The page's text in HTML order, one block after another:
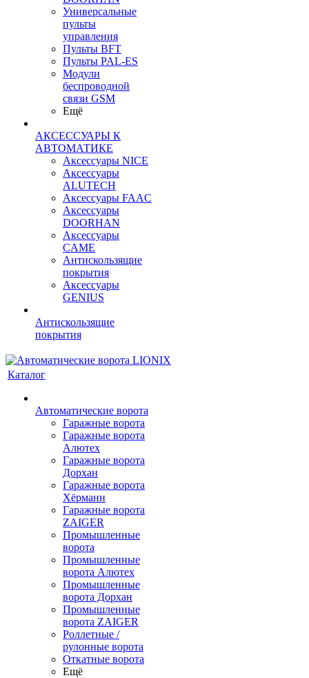
Универсальные
пульты
управления
Пульты BFT
Пульты PAL-ES
Модули
беспроводной
связи GSM
Ещё
АКСЕССУАРЫ К
АВТОМАТИКЕ
Аксессуары NICE
Аксессуары
ALUTECH
Аксессуары FAAC
Аксессуары
DOORHAN
Аксессуары
CAME
Антискользящие
покрытия
Аксессуары
GENIUS
Антискользящие
покрытия
Каталог
Автоматические ворота
Гаражные ворота
Гаражные ворота
Алютех
Гаражные ворота
Дорхан
Гаражные ворота
Хёрманн
Гаражные ворота
ZAIGER
Промышленные
ворота
Промышленные
ворота Алютех
Промышленные
ворота Дорхан
Промышленные
ворота ZAIGER
Роллетные /
рулонные ворота
Откатные ворота
Ещё